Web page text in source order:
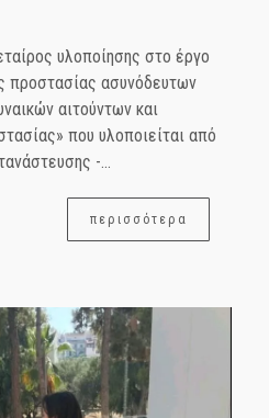
υλοποίησης στο έργο
προστασίας ασυνόδευτων
αιτούντων και
που υλοποιείται από
-...
περισσότερα